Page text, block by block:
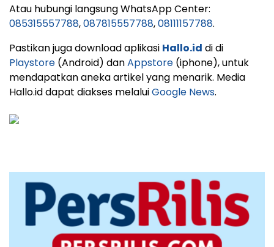
Atau hubungi langsung WhatsApp Center:
085315557788,087815557788,08111157788.
Pastikan juga download aplikasi Hallo.id di di
Playstore (Android) danAppstore (iphone), untuk
mendapatkan aneka artikel yang menarik. Media
Hallo.id dapat diakses melaluiGoogle News.